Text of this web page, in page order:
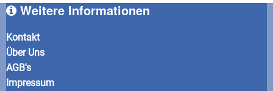
Weitere Informationen
Kontakt
Über Uns
AGB's
Impressum